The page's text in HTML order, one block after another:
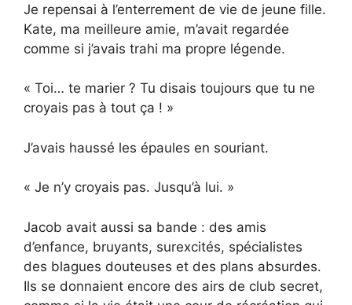
Je repensai à l’enterrement de vie de jeune fille.
Kate, ma meilleure amie, m’avait regardée
comme si j’avais trahi ma propre légende.
« Toi… te marier ? Tu disais toujours que tu ne
croyais pas à tout ça ! »
J’avais haussé les épaules en souriant.
« Je n’y croyais pas. Jusqu’à lui. »
Jacob avait aussi sa bande : des amis
d’enfance, bruyants, surexcités, spécialistes
des blagues douteuses et des plans absurdes.
Ils se donnaient encore des airs de club secret,